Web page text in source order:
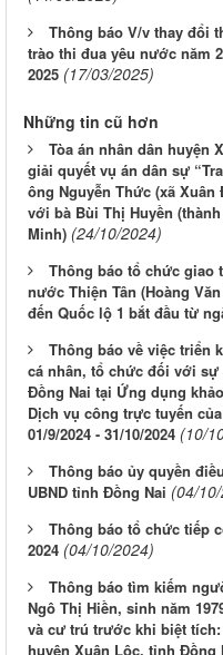
Thông báo V/v thay đổi
trào thi đua yêu nước năm
2025 (17/03/2025)
Những tin cũ hơn
Tòa án nhân dân huyện
giải quyết vụ án dân sự
ông Nguyễn Thức (xã
với bà Bùi Thị Huyền
Minh) (24/10/2024)
Thông báo tổ chức giao
nước Thiện Tân (Hoàng
đến Quốc lộ 1 bắt đầu từ
Thông báo về việc triển
cá nhân, tổ chức đối với
Đồng Nai tại Ứng dụng
Dịch vụ công trực tuyến
01/9/2024 - 31/10/2024 (10/
Thông báo ủy quyền
UBND tỉnh Đồng Nai (04/
Thông báo tổ chức tiếp
2024 (04/10/2024)
Thông báo tìm kiếm
Ngô Thị Hiền, sinh năm
và cư trú trước khi biệt tích:
huyện Xuân Lộc, tỉnh Đồng